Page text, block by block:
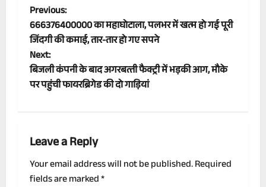
P
o
s
t
a
v
Previous:
666376400000 का महाघोटाला, पलभर में खत्‍म हो गई पूरी
जिंदगी की कमाई, तार-तार हो गए सपने
Next:
बिजली कंपनी के बाद अगरबत्‍ती फैक्ट्री में भड़की आग, मौके
पर पहुंची फायरब्रिगेड की दो गाड़ियां
Leave a Reply
Your email address will not be published.Required
fields are marked*